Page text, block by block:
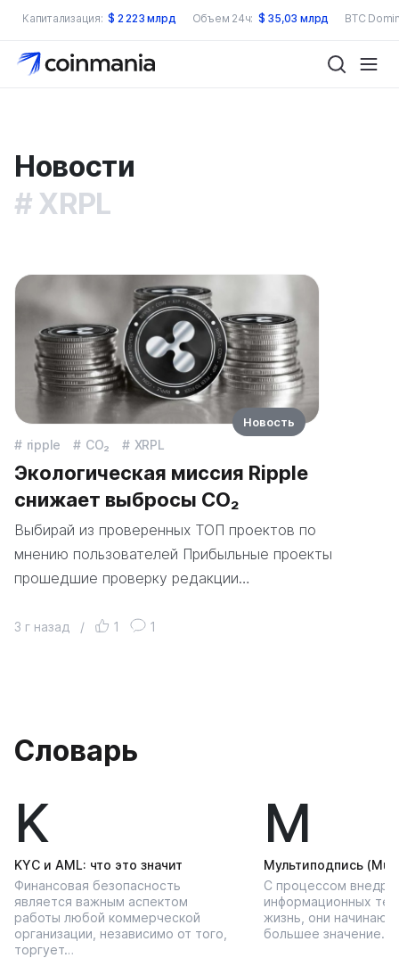
Капитализация: $ 2 223 млрд Объем 24ч: $ 35,03 млрд BTC
Новости
XRPL
ripple CO₂ XRPL
Экологическая миссия Ripple
снижает выбросы CO₂
Выбирай из проверенных ТОП проектов по
мнению пользователей Прибыльные проекты
прошедшие проверку редакции…
3 г назад / 1 1
Новость
Словарь
K
KYС и AML: что это значит
Финансовая безопасность
является важным аспектом
работы любой коммерческой
организации, независимо от того,
торгует…
М
Мультиподпись
С процессом
информационных
жизнь, они начинают
большее значение…